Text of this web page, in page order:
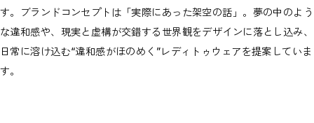
す。ブランドコンセプトは「実際にあった架空の話」。夢の中のよう
な違和感や、現実と虚構が交錯する世界観をデザインに落とし込み、
日常に溶け込む“違和感がほのめく”レディトゥウェアを提案していま
す。